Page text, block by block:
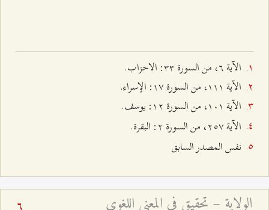
الآية ٦، من السورة ٣٣: الاحزاب.
الآية ۱۱۱، من السورة ۱۷: الإسراء.
الآية ۱۰۱، من السورة ۱٢: يوسف.
الآية ٢٥۷، من السورة ٢: البقرة.
نفس المصدر السابق
الولاية – تحقيق في المعنى اللغوي 6